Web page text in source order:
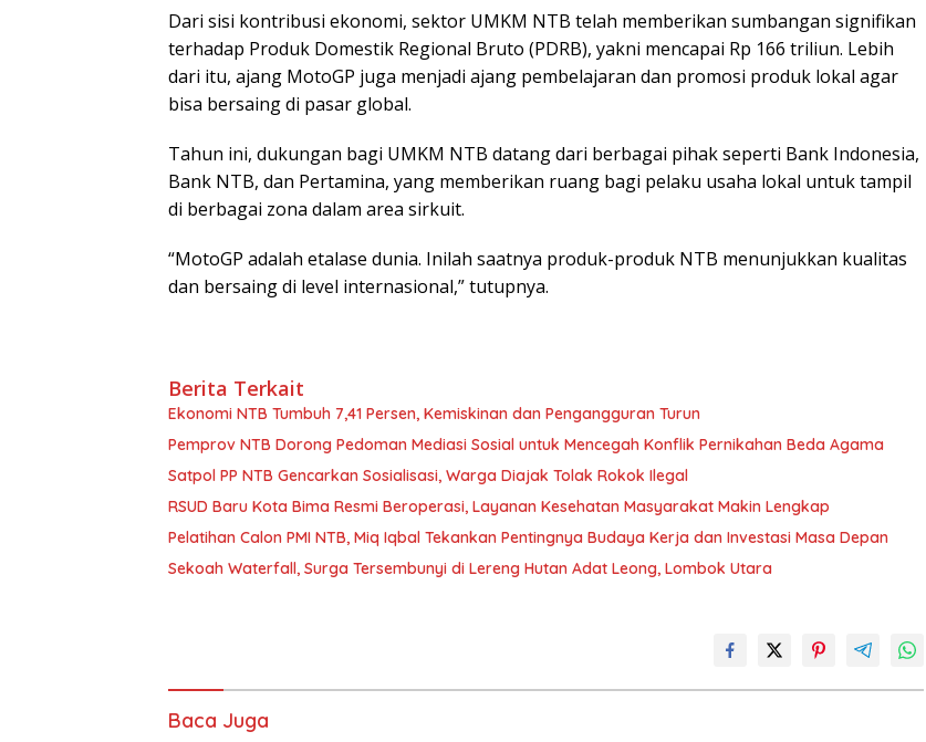
Dari sisi kontribusi ekonomi, sektor UMKM NTB telah memberikan sumbangan signifikan
terhadap Produk Domestik Regional Bruto (PDRB), yakni mencapai Rp 166 triliun. Lebih
dari itu, ajang MotoGP juga menjadi ajang pembelajaran dan promosi produk lokal agar
bisa bersaing di pasar global.
Tahun ini, dukungan bagi UMKM NTB datang dari berbagai pihak seperti Bank Indonesia,
Bank NTB, dan Pertamina, yang memberikan ruang bagi pelaku usaha lokal untuk tampil
di berbagai zona dalam area sirkuit.
“MotoGP adalah etalase dunia. Inilah saatnya produk-produk NTB menunjukkan kualitas
dan bersaing di level internasional,” tutupnya.
Berita Terkait
Ekonomi NTB Tumbuh 7,41 Persen, Kemiskinan dan Pengangguran Turun
Pemprov NTB Dorong Pedoman Mediasi Sosial untuk Mencegah Konflik Pernikahan Beda Agama
Satpol PP NTB Gencarkan Sosialisasi, Warga Diajak Tolak Rokok Ilegal
RSUD Baru Kota Bima Resmi Beroperasi, Layanan Kesehatan Masyarakat Makin Lengkap
Pelatihan Calon PMI NTB, Miq Iqbal Tekankan Pentingnya Budaya Kerja dan Investasi Masa Depan
Sekoah Waterfall, Surga Tersembunyi di Lereng Hutan Adat Leong, Lombok Utara
Baca Juga